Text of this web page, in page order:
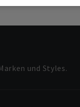
und Styles.